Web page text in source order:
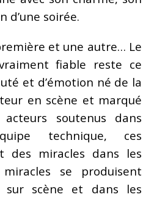
d’une soirée.
et une autre… Le
fiable reste ce
et d’émotion né de la
en scène et marqué
soutenus dans
technique, ces
des miracles dans les
se produisent
scène et dans les